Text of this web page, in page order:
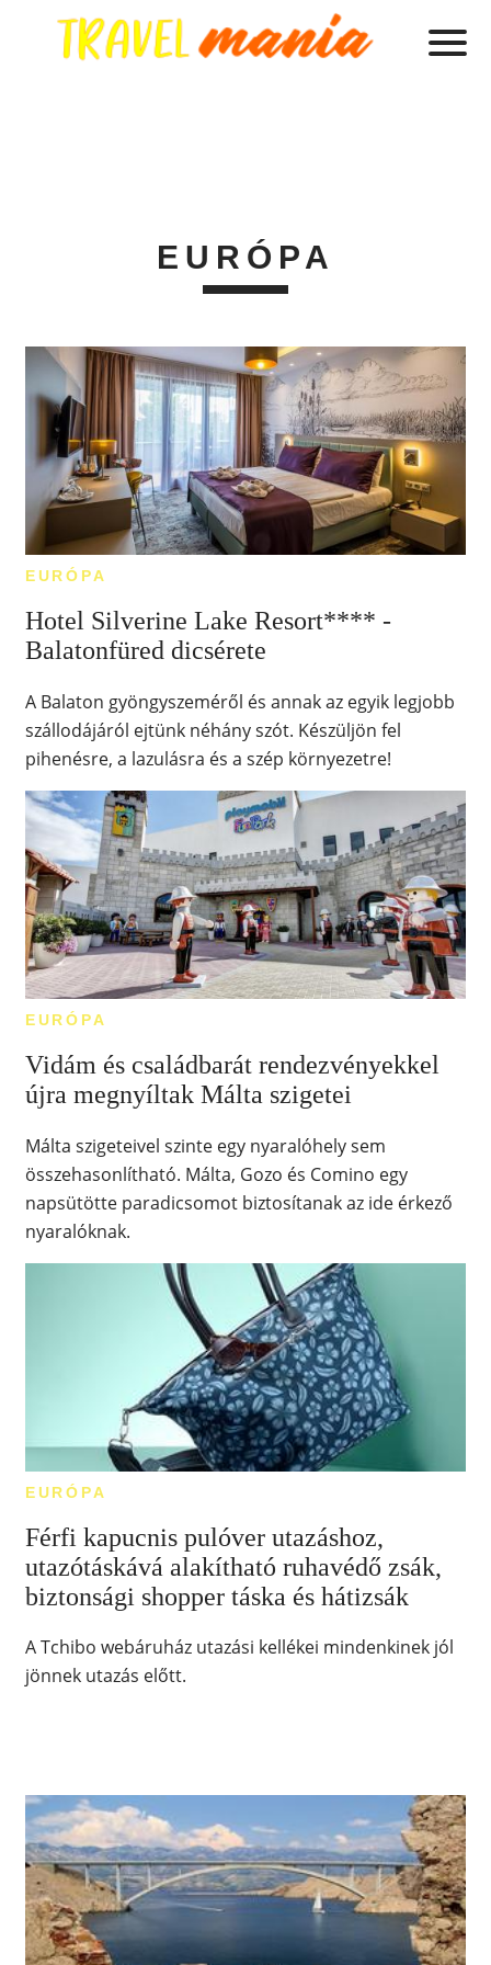
EURÓPA
EURÓPA
Hotel Silverine Lake Resort**** -
Balatonfüred dicsérete
A Balaton gyöngyszeméről és annak az egyik legjobb
szállodájáról ejtünk néhány szót. Készüljön fel
pihenésre, a lazulásra és a szép környezetre!
EURÓPA
Vidám és családbarát rendezvényekkel
újra megnyíltak Málta szigetei
Málta szigeteivel szinte egy nyaralóhely sem
összehasonlítható. Málta, Gozo és Comino egy
napsütötte paradicsomot biztosítanak az ide érkező
nyaralóknak.
EURÓPA
Férfi kapucnis pulóver utazáshoz,
utazótáskává alakítható ruhavédő zsák,
biztonsági shopper táska és hátizsák
A Tchibo webáruház utazási kellékei mindenkinek jól
jönnek utazás előtt.